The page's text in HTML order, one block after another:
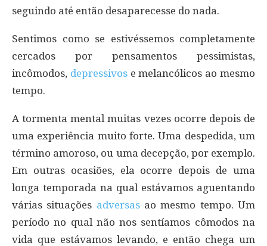
seguindo até então desaparecesse do nada.
Sentimos como se estivéssemos completamente
cercados por pensamentos pessimistas,
incômodos, depressivose melancólicos ao mesmo
tempo.
A tormenta mental muitas vezes ocorre depois de
uma experiência muito forte. Uma despedida, um
término amoroso, ou uma decepção, por exemplo.
Em outras ocasiões, ela ocorre depois de uma
longa temporada na qual estávamos aguentando
várias situações adversasao mesmo tempo. Um
período no qual não nos sentíamos cômodos na
vida que estávamos levando, e então chega um